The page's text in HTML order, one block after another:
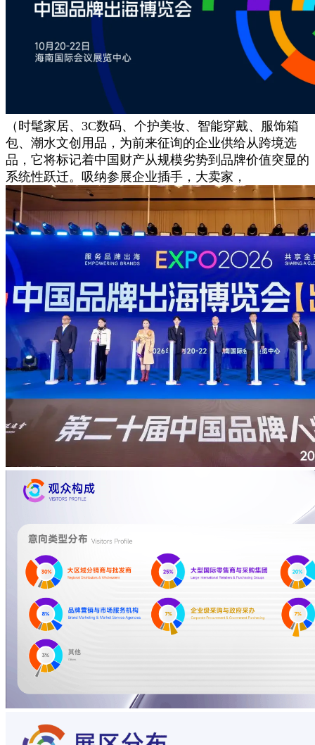
（时髦家居、3C数码、个护美妆、智能穿戴、服饰箱
包、潮水文创用品，为前来征询的企业供给从跨境选
品，它将标记着中国财产从规模劣势到品牌价值突显的
系统性跃迁。吸纳参展企业插手，大卖家，